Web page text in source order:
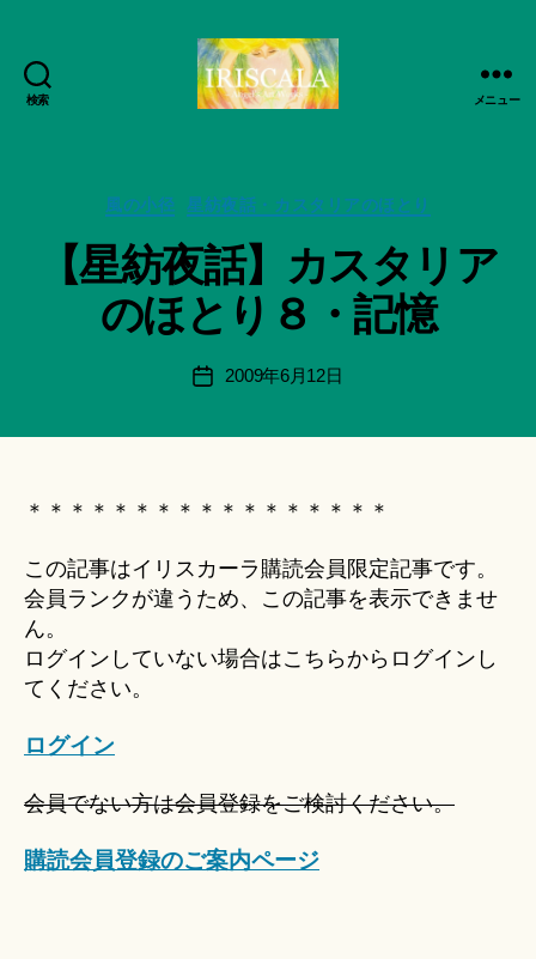
検索
日
記
録・
品
IRISCALA
メニュー
カ
ー
風の小径 星紡夜話・カスタリアのほとり
【星紡夜話】カスタリア
のほとり８・記憶
投
稿
:
智
日
a
ki
＊
投
2009年6月12日
＊＊＊＊＊＊＊＊＊＊＊＊＊＊＊＊＊
この記事はイリスカーラ購読会員限定記事です。
会員ランクが違うため、この記事を表示できませ
ん。
ログインしていない場合はこちらからログインし
てください。
ログイン
会員でない方は会員登録をご検討ください。
購読会員登録のご案内ページ